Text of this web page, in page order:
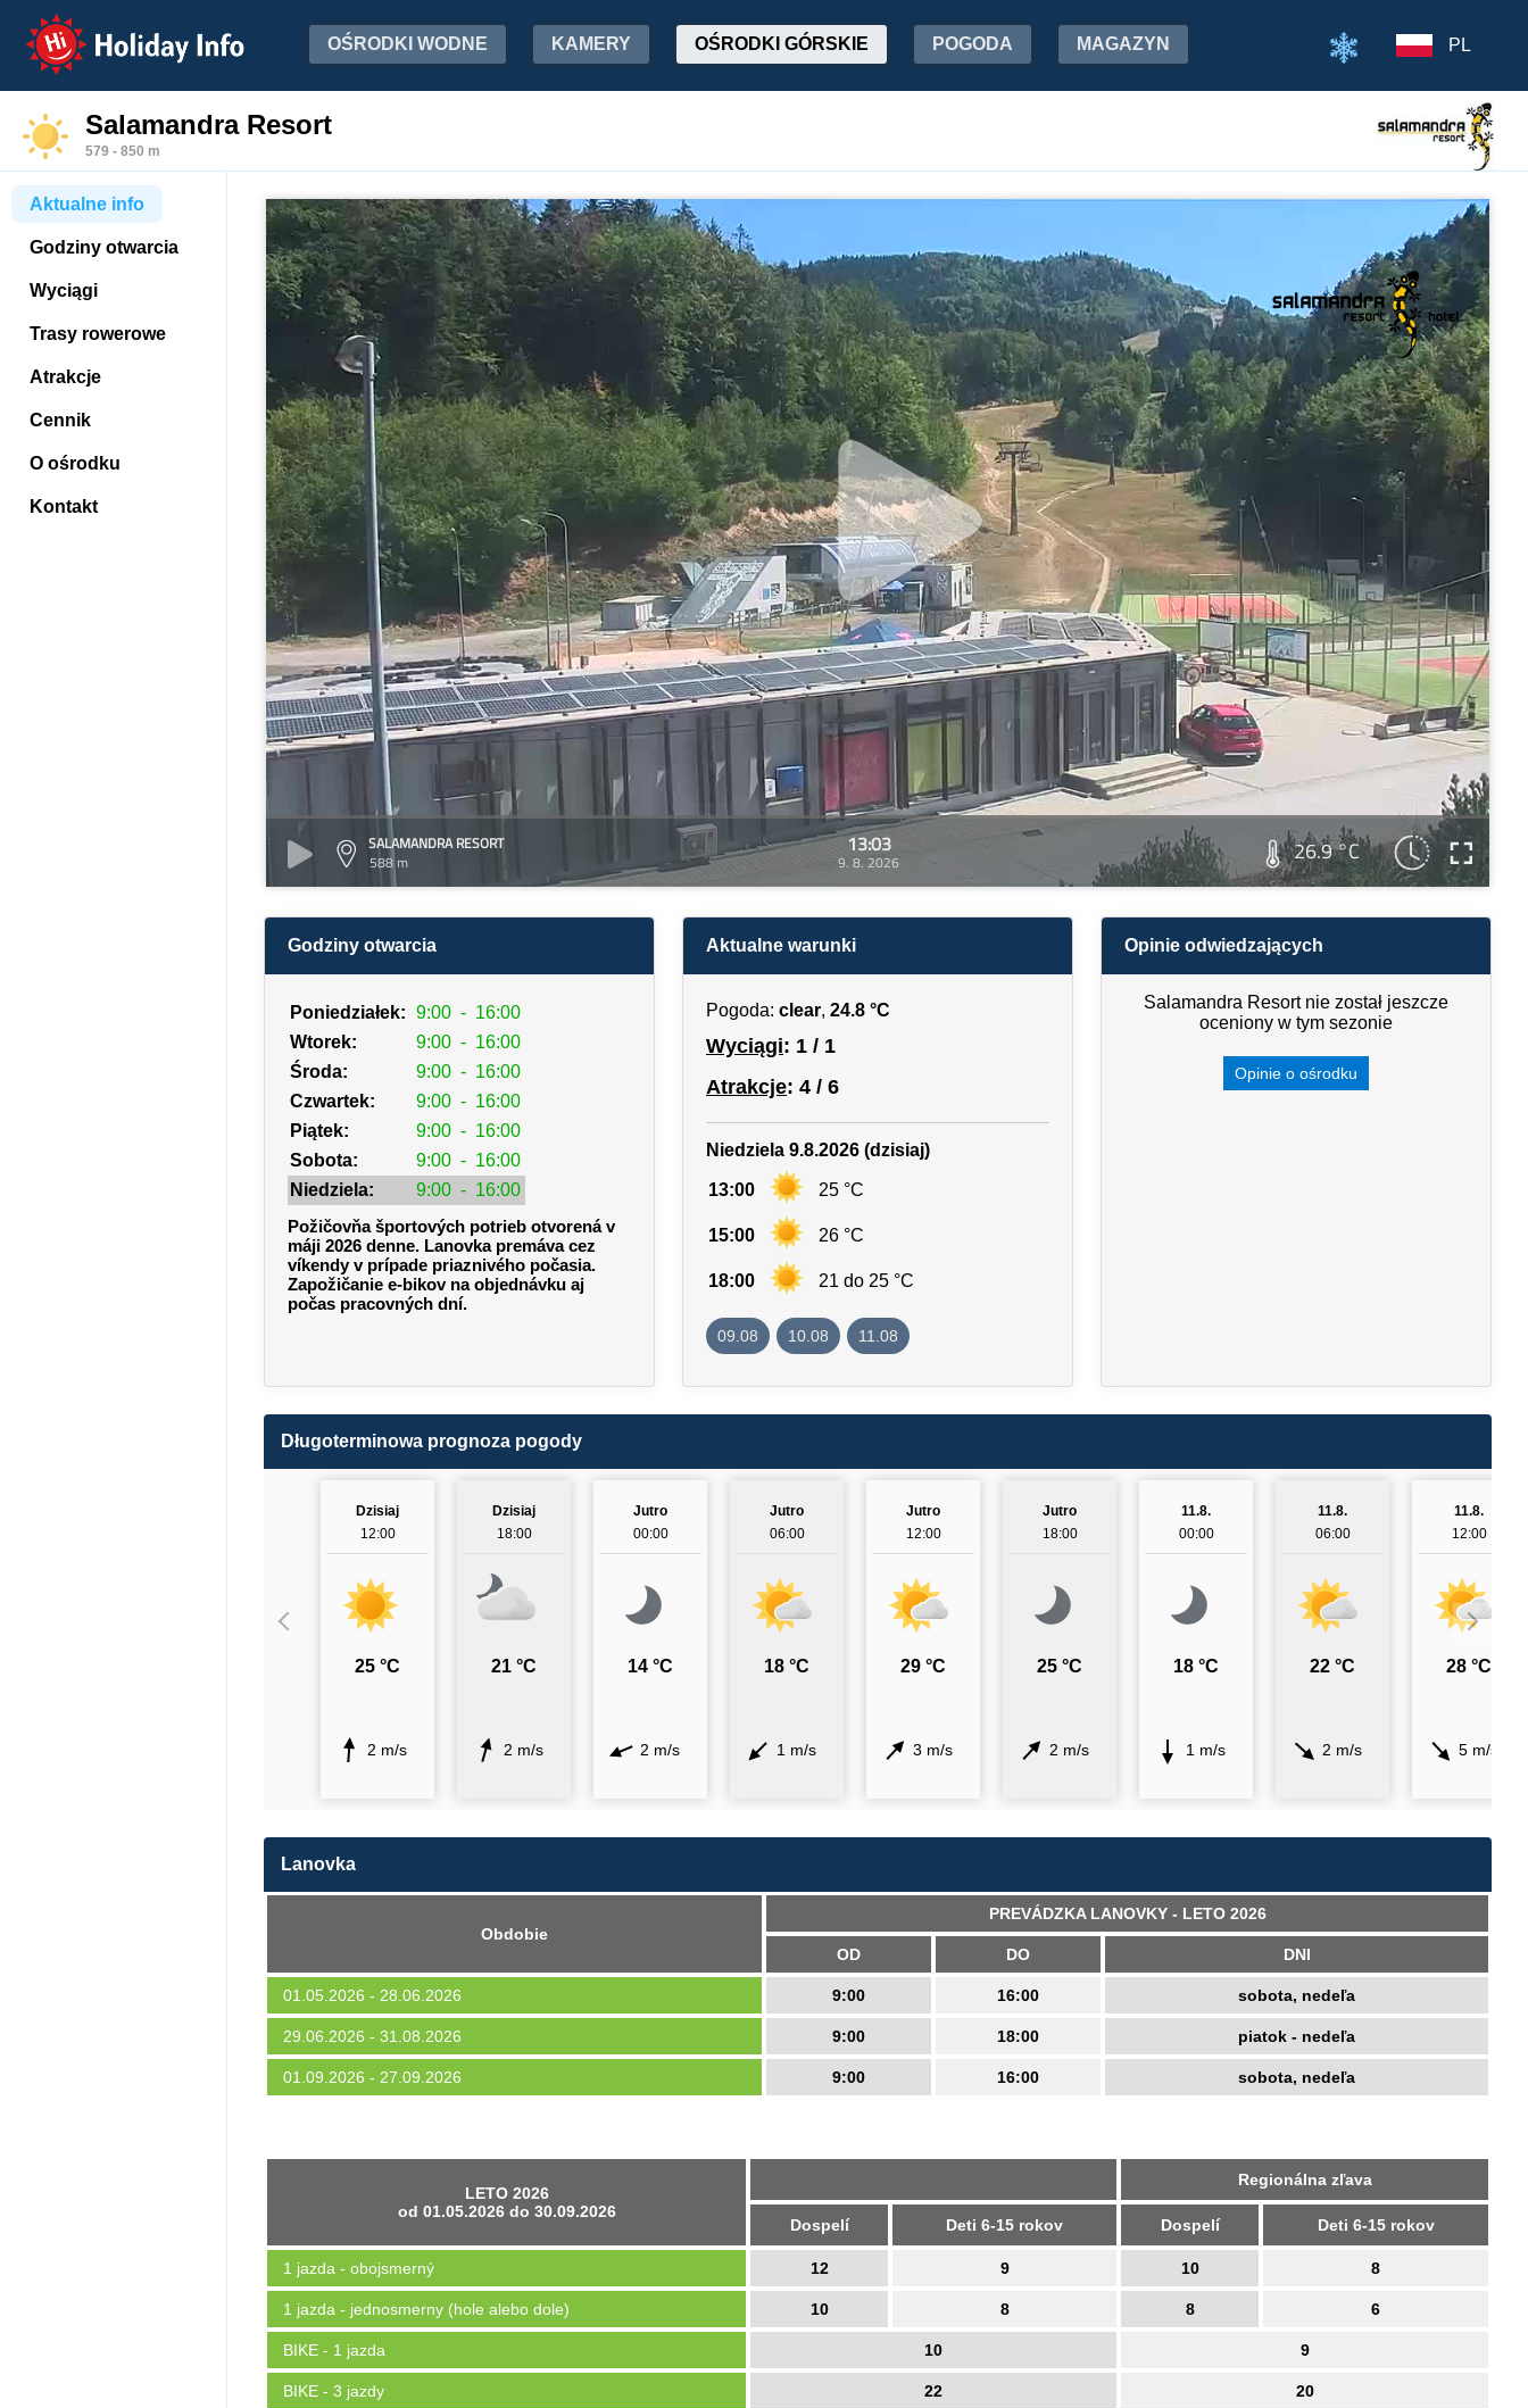
Holiday Info OŚRODKI WODNE KAMERY OŚRODKI GÓRSKIE POGODA MAGAZYN PL
Salamandra Resort
579 - 850 m
Aktualne info
Godziny otwarcia
Wyciągi
Trasy rowerowe
Atrakcje
Cennik
O ośrodku
Kontakt
SALAMANDRA RESORT
588 m
13:03
9. 8. 2026 26.9 °C
Godziny otwarcia
Poniedziałek: 9:00 - 16:00
Wtorek:
9:00 - 16:00
Środa:
9:00 - 16:00
Czwartek:
9:00 - 16:00
Piątek:
9:00 - 16:00
Sobota:
9:00 - 16:00
Niedziela:
9:00 - 16:00
Požičovňa športových potrieb otvorená v
máji 2026 denne. Lanovka premáva cez
víkendy v prípade priaznivého počasia.
Zapožičanie e-bikov na objednávku aj
počas pracovných dní.
Aktualne warunki
Pogoda: clear, 24.8 °C
Wyciągi: 1 / 1
Atrakcje: 4 / 6
Niedziela 9.8.2026 (dzisiaj)
13:00 25 °C
15:00 26 °C
18:00 21 do 25 °C
09.08 10.08 11.08
Opinie odwiedzających
Salamandra Resort nie został jeszcze
oceniony w tym sezonie
Opinie o ośrodku
Długoterminowa prognoza pogody
Dzisiaj
12:00
25 °C
2 m/s
Dzisiaj
18:00
21 °C
2 m/s
Jutro
00:00
14 °C
2 m/s
Jutro
06:00
18 °C
1 m/s
Jutro
12:00
29 °C
3 m/s
Jutro
18:00
25 °C
2 m/s
11.8.
00:00
18 °C
1 m/s
11.8.
06:00
22 °C
2 m/s
11.8.
12:00
28 °C
5 m/s
Lanovka
Obdobie
PREVÁDZKA LANOVKY - LETO 2026
OD DO DNI
01.05.2026 - 28.06.2026 9:00 16:00 sobota, nedeľa
29.06.2026 - 31.08.2026 9:00 18:00 piatok - nedeľa
01.09.2026 - 27.09.2026 9:00 16:00 sobota, nedeľa
LETO 2026
od 01.05.2026 do 30.09.2026
Regionálna zľava
Dospelí Deti 6-15 rokov Dospelí Deti 6-15 rokov
1 jazda - obojsmerný 12 9 10 8
1 jazda - jednosmerny (hole alebo dole) 10 8 8 6
BIKE - 1 jazda 10 9
BIKE - 3 jazdy 22 20